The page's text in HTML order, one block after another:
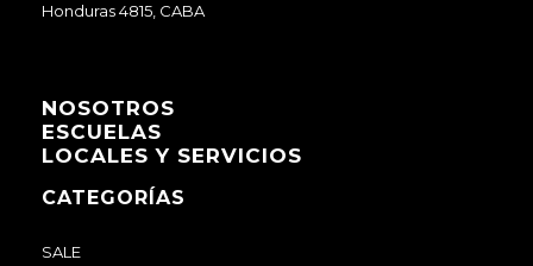
Honduras 4815, CABA
NOSOTROS
ESCUELAS
LOCALES Y SERVICIOS
CATEGORÍAS
SALE